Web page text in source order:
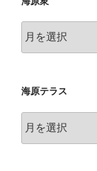
原
海原テラス
原